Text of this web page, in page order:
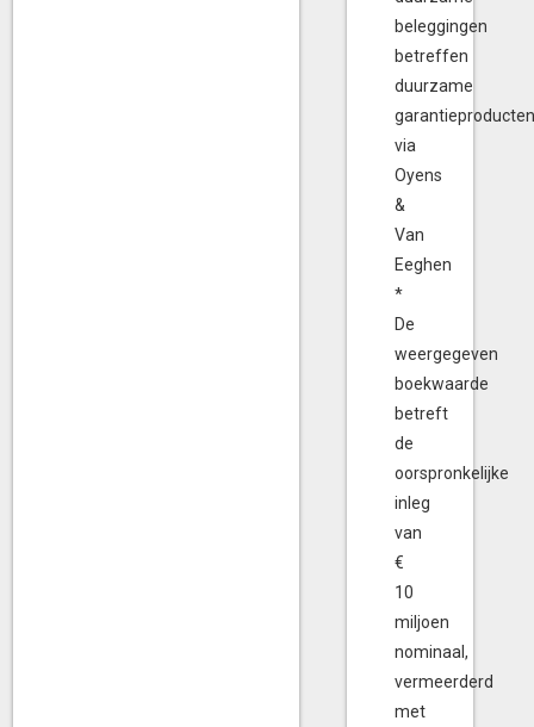
beleggingen
betreffen
duurzame
via
Oyens
&
Van
Eeghen
*
De
weergegeven
boekwaarde
betreft
de
oorspronkelijke
inleg
van
€
10
miljoen
nominaal,
vermeerderd
met